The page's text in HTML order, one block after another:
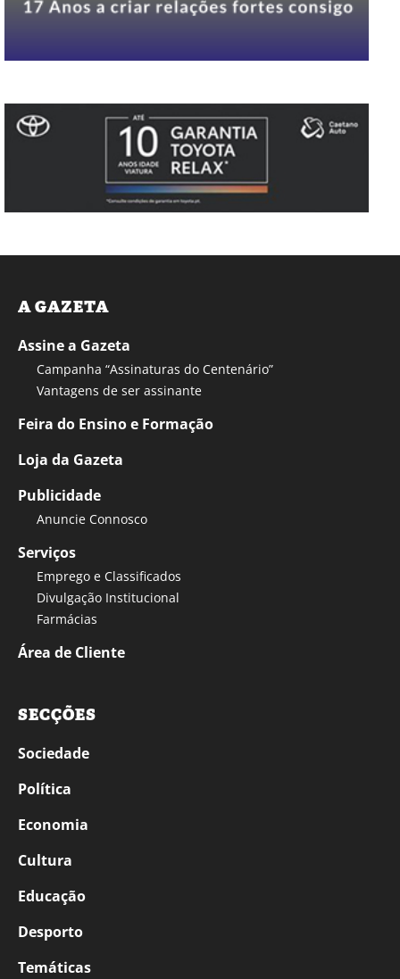
A GAZETA
Assine a Gazeta
Campanha “Assinaturas do Centenário”
Vantagens de ser assinante
Feira do Ensino e Formação
Loja da Gazeta
Publicidade
Anuncie Connosco
Serviços
Emprego e Classificados
Divulgação Institucional
Farmácias
Área de Cliente
SECÇÕES
Sociedade
Política
Economia
Cultura
Educação
Desporto
Temáticas